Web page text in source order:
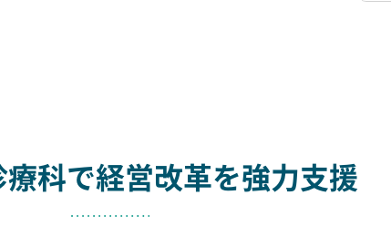
療科で経営改革を強力支援